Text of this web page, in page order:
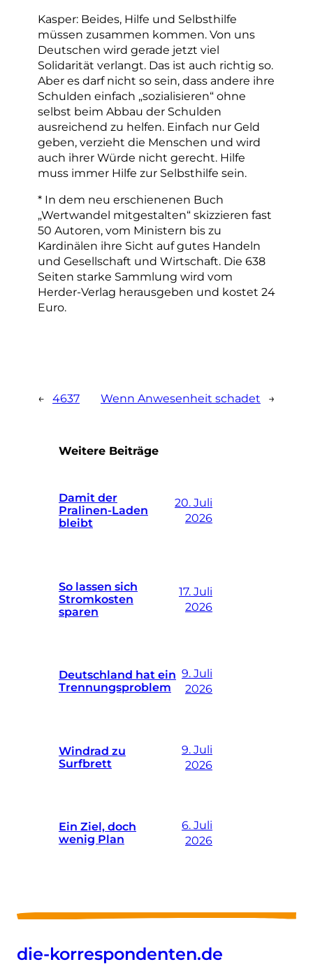
Kasper: Beides, Hilfe und Selbsthilfe
müssen zusammen kommen. Von uns
Deutschen wird gerade jetzt viel
Solidarität verlangt. Das ist auch richtig so.
Aber es darf nicht so sein, dass andere ihre
Schulden einfach „sozialisieren“ ohne
selbst beim Abbau der Schulden
ausreichend zu helfen. Einfach nur Geld
geben, verzieht die Menschen und wird
auch ihrer Würde nicht gerecht. Hilfe
muss immer Hilfe zur Selbsthilfe sein.
* In dem neu erschienenen Buch
„Wertwandel mitgestalten“ skizzieren fast
50 Autoren, vom Ministern bis zu
Kardinälen ihre Sicht auf gutes Handeln
und Gesellschaft und Wirtschaft. Die 638
Seiten starke Sammlung wird vom
Herder-Verlag herausgeben und kostet 24
Euro.
← 4637 Wenn Anwesenheit schadet →
Weitere Beiträge
Damit der
Pralinen-Laden
bleibt
20. Juli
2026
So lassen sich
Stromkosten
sparen
17. Juli
2026
Deutschland hat ein
Trennungsproblem
9. Juli
2026
Windrad zu
Surfbrett
9. Juli
2026
Ein Ziel, doch
wenig Plan
6. Juli
2026
die-korrespondenten.de